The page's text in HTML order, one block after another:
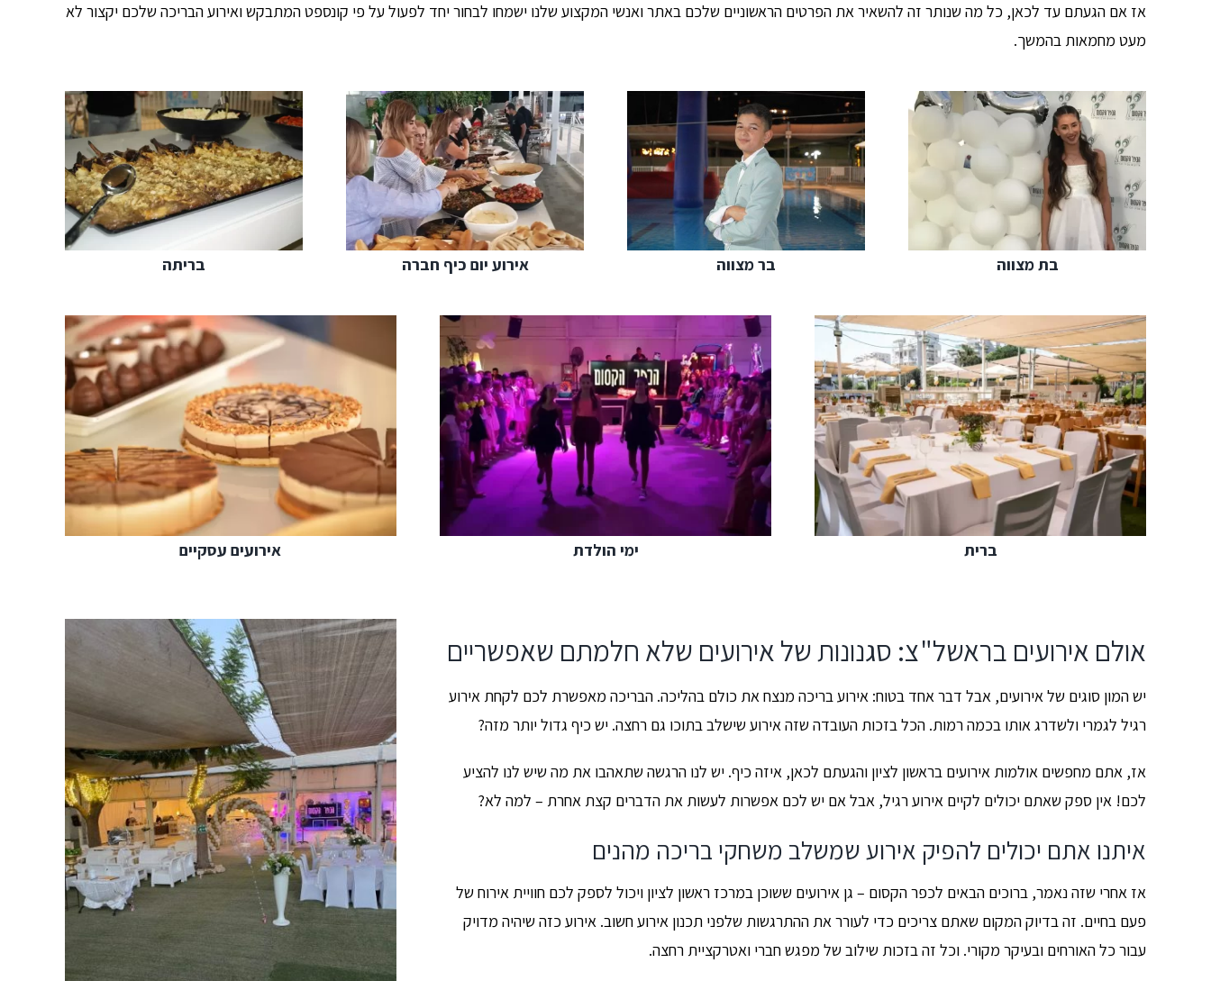
אז אם הגעתם עד לכאן, כל מה שנותר זה להשאיר את הפרטים הראשוניים שלכם באתר ואנשי המקצוע שלנו ישמחו לבחור יחד לפעול על פי קונספט המתבקש ואירוע הבריכה שלכם יקצור לא
מעט מחמאות בהמשך.
בת מצווה בר מצווה אירוע יום כיף חברה בריתה
ברית ימי הולדת אירועים עסקיים
אולם אירועים בראשל"צ: סגנונות של אירועים שלא חלמתם שאפשריים
יש המון סוגים של אירועים, אבל דבר אחד בטוח: אירוע בריכה מנצח את כולם בהליכה. הבריכה מאפשרת לכם לקחת אירוע
רגיל לגמרי ולשדרג אותו בכמה רמות. הכל בזכות העובדה שזה אירוע שישלב בתוכו גם רחצה. יש כיף גדול יותר מזה?
אז, אתם מחפשים אולמות אירועים בראשון לציון והגעתם לכאן, איזה כיף. יש לנו הרגשה שתאהבו את מה שיש לנו להציע
לכם! אין ספק שאתם יכולים לקיים אירוע רגיל, אבל אם יש לכם אפשרות לעשות את הדברים קצת אחרת – למה לא?
איתנו אתם יכולים להפיק אירוע שמשלב משחקי בריכה מהנים
אז אחרי שזה נאמר, ברוכים הבאים לכפר הקסום – גן אירועים ששוכן במרכז ראשון לציון ויכול לספק לכם חוויית אירוח של
פעם בחיים. זה בדיוק המקום שאתם צריכים כדי לעורר את ההתרגשות שלפני תכנון אירוע חשוב. אירוע כזה שיהיה מדויק
עבור כל האורחים ובעיקר מקורי. וכל זה בזכות שילוב של מפגש חברי ואטרקציית רחצה.